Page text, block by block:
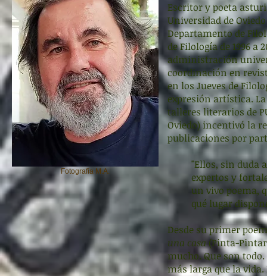
Fotografía M.A.
Escritor y poeta
Universidad de
Departamento de
de Filología de 1996
administración
coordinación en
en los Jueves de
expresión artística.
talleres literarios de
Oviedo) incentivó la
publicaciones por
"Ellos, sin duda
expertos y
un vivo poema,
qué lugar
Desde su primer
una casa(Pinta-Pintar
mucho. Que son
más larga que la